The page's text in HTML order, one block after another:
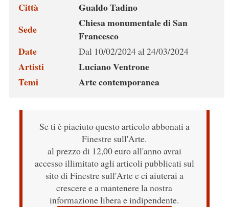
Città
Gualdo Tadino
Sede
Chiesa monumentale di San
Francesco
Date
Dal 10/02/2024 al 24/03/2024
Artisti
Luciano Ventrone
Temi
Arte contemporanea
Se ti è piaciuto questo articolo abbonati a
Finestre sull'Arte.
al prezzo di 12,00 euro all'anno avrai
accesso illimitato agli articoli pubblicati sul
sito di Finestre sull'Arte e ci aiuterai a
crescere e a mantenere la nostra
informazione libera e indipendente.